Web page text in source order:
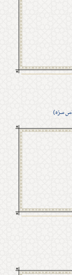
سرّه)